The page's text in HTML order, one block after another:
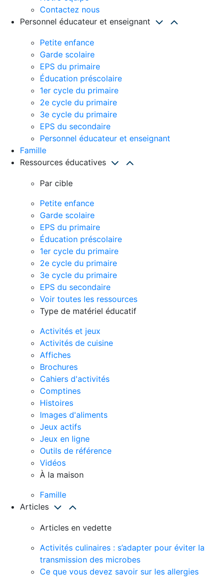
Contactez nous
Personnel éducateur et enseignant
Petite enfance
Garde scolaire
EPS du primaire
Éducation préscolaire
1er cycle du primaire
2e cycle du primaire
3e cycle du primaire
EPS du secondaire
Personnel éducateur et enseignant
Famille
Ressources éducatives
Par cible
Petite enfance
Garde scolaire
EPS du primaire
Éducation préscolaire
1er cycle du primaire
2e cycle du primaire
3e cycle du primaire
EPS du secondaire
Voir toutes les ressources
Type de matériel éducatif
Activités et jeux
Activités de cuisine
Affiches
Brochures
Cahiers d'activités
Comptines
Histoires
Images d'aliments
Jeux actifs
Jeux en ligne
Outils de référence
Vidéos
À la maison
Famille
Articles
Articles en vedette
Activités culinaires : s’adapter pour éviter la
transmission des microbes
Ce que vous devez savoir sur les allergies